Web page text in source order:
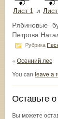
Лист 1 и
Рябиновые
Петрова
Рубрика
« Осенний лес
You can leave a
Оставьте
Вы можете